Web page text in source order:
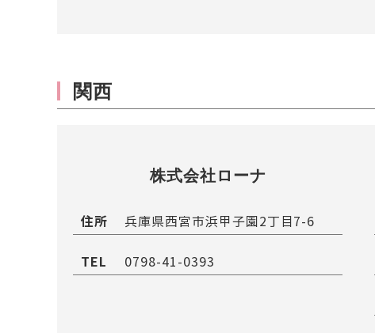
関西
株式会社ローナ
住所 兵庫県西宮市浜甲子園2丁目7-6
TEL 0798-41-0393